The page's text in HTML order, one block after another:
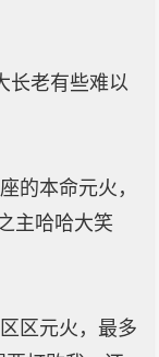
老有些难以
本命元火，
主哈哈大笑
区元火，最多